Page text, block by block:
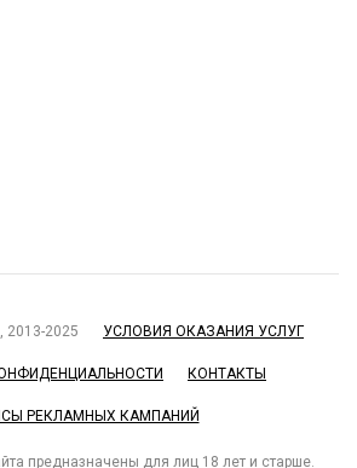
2013-2025 УСЛОВИЯ ОКАЗАНИЯ УСЛУГ
КОНТАКТЫ
РЕКЛАМНЫХ КАМПАНИЙ
предназначены для лиц 18 лет и старше.